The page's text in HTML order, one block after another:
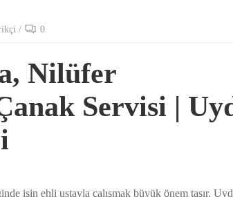
/ 0
Nilüfer
Servisi |
işin ehli ustayla çalışmak büyük önem taşır.